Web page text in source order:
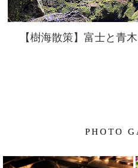
【樹海散策】富士と青
PHOTO